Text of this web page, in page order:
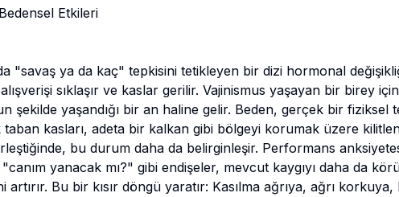
Etkileri
"savaş ya da kaç" tepkisini tetikleyen bir dizi hormonal
alışverişi sıklaşır ve kaslar gerilir. Vajinismus yaşayan bir birey
şekilde yaşandığı bir an haline gelir. Beden, gerçek bir fiziksel
kasları, adeta bir kalkan gibi bölgeyi korumak üzere
bu durum daha da belirginleşir. Performans
yanacak mı?" gibi endişeler, mevcut kaygıyı daha da
artırır. Bu bir kısır döngü yaratır: Kasılma ağrıya, ağrı